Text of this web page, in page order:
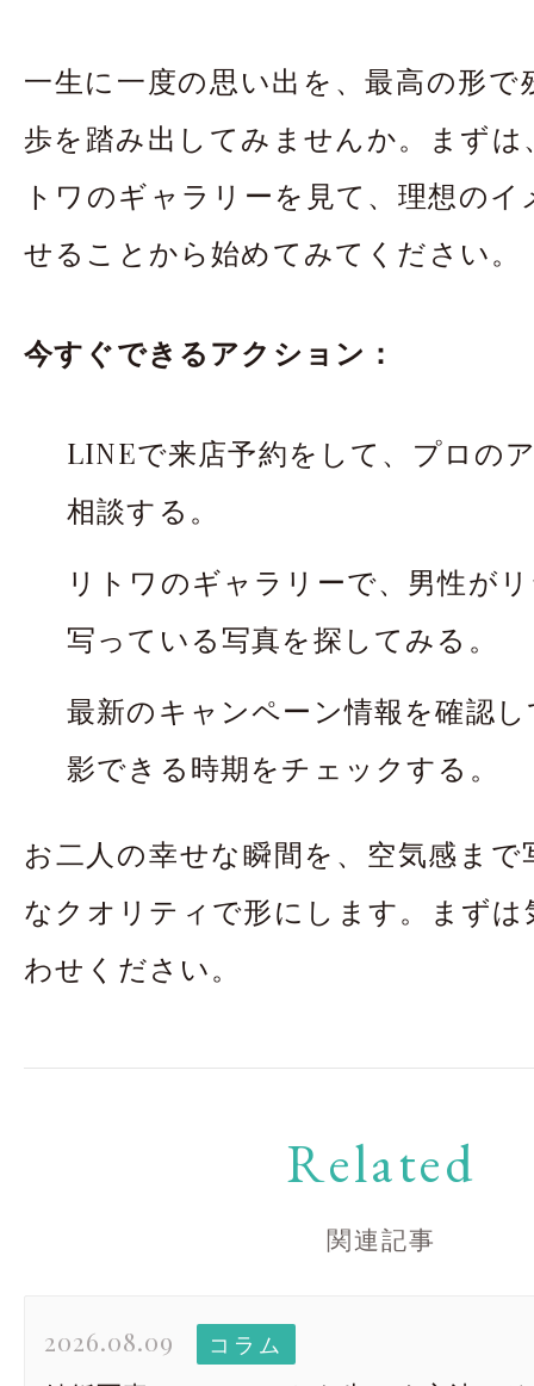
一生に一度の思い出を、最高の形で
歩を踏み出してみませんか。まずは
トワのギャラリーを見て、理想の
せることから始めてみてください。
今すぐできるアクション：
LINEで来店予約をして、プロの
相談する。
リトワのギャラリーで、男性が
写っている写真を探してみる。
最新のキャンペーン情報を確認
影できる時期をチェックする。
お二人の幸せな瞬間を、空気感まで
なクオリティで形にします。まずは
わせください。
Related
関連記事
2026.08.09 コラム